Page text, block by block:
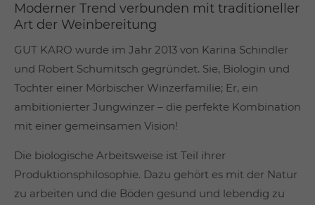
Moderner Trend verbunden mit traditioneller
Art der Weinbereitung
GUT KARO wurde im Jahr 2013 von Karina Schindler
und Robert Schumitsch gegründet. Sie, Biologin und
Tochter einer Mörbischer Winzerfamilie; Er, ein
ambitionierter Jungwinzer – die perfekte Kombination
mit einer gemeinsamen Vision!
Die biologische Arbeitsweise ist Teil ihrer
Produktionsphilosophie. Dazu gehört es mit der Natur
zu arbeiten und die Böden gesund und lebendig zu